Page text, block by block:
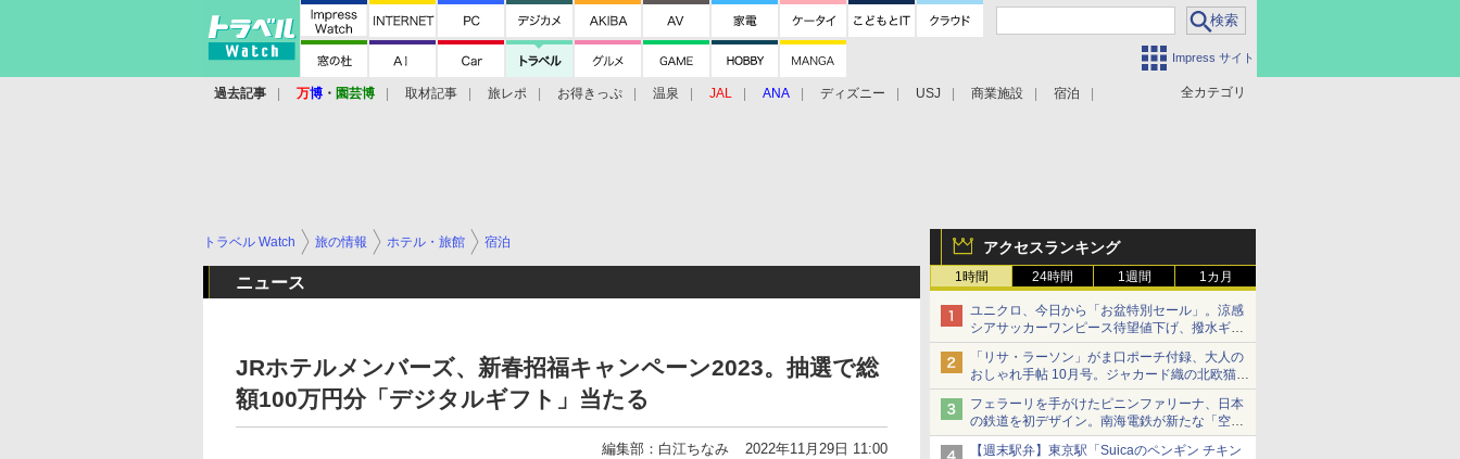
Impress サイト
全カテゴリ
過去記事 万博 ・ 園芸博 取材記事 旅レポ お得きっぷ 温泉 JAL ANA ディズニー USJ 商業施設 宿泊
アクセスランキング
1時間 24時間 1週間 1カ月
ユニクロ、今日から「お盆特別セール」。涼感
シアサッカーワンピース待望値下げ、撥水ギア
ショーツは1990円に
「リサ・ラーソン」がま口ポーチ付録、大人の
おしゃれ手帖 10月号。ジャカード織の北欧猫デ
ザイン
フェラーリを手がけたピニンファリーナ、日本
の鉄道を初デザイン。南海電鉄が新たな「空港
特急」をなにわ筋線へ導入
【週末駅弁】東京駅「Suicaのペンギン チキン
トラベル Watch 旅の情報 ホテル・旅館 宿泊
ニュース
JRホテルメンバーズ、新春招福キャンペーン2023。抽選で総
額100万円分「デジタルギフト」当たる
編集部：白江ちなみ 2022年11月29日 11:00